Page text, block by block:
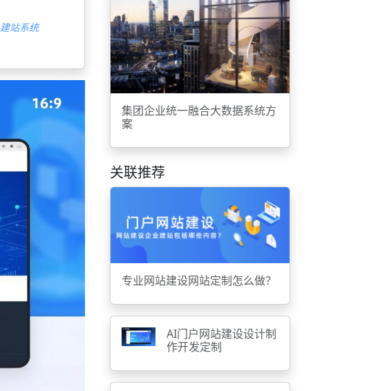
建站系统
集团企业统一融合大数据系统方
案
关联推荐
专业网站建设网站定制怎么做？
AI门户网站建设设计制
作开发定制